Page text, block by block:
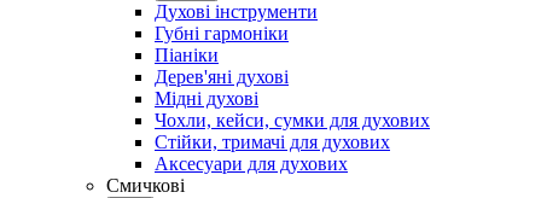
Духові інструменти
Губні гармоніки
Піаніки
Дерев'яні духові
Мідні духові
Чохли, кейси, сумки для духових
Стійки, тримачі для духових
Аксесуари для духових
Смичкові